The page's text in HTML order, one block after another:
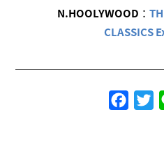
N.HOOLYWOOD ：
CLASSICS